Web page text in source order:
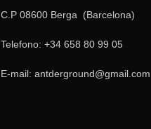
C.P 08600 Berga (Barcelona)
Telefono: +34 658 80 99 05
E-mail: antderground@gmail.com